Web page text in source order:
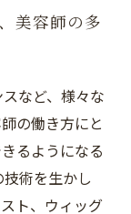
美容師の多
など、様々な
の働き方にと
るようになる
術を生かし
ト、ウィッグ